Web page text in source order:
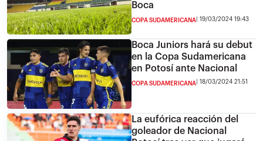
Boca
COPA SUDAMERICANA 19/03/2024 19:43
Boca Juniors hará su debut
en la Copa Sudamericana
en Potosí ante Nacional
COPA SUDAMERICANA 18/03/2024 21:51
La eufórica reacción del
goleador de Nacional